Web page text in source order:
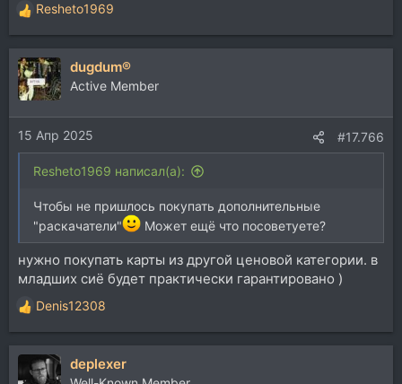
Р
е
а
к
ц
и
и
:
Resheto1969
dugdum®
Active Member
15 Апр 2025 #17.766
Resheto1969 написал(а):
Чтобы не пришлось покупать дополнительные
"раскачатели"
Может ещё что посоветуете?
нужно покупать карты из другой ценовой категории. в
младших сиё будет практически гарантировано )
Р
е
а
ц
Denis12308
deplexer